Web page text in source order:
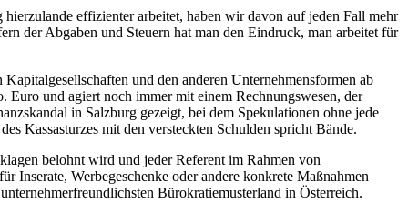
effizienter arbeitet, haben wir davon auf jeden Fall mehr
der Abgaben und Steuern hat man den Eindruck, man arbeitet für
und den anderen Unternehmensformen ab
und agiert noch immer mit einem Rechnungswesen, der
in Salzburg gezeigt, bei dem Spekulationen ohne jede
Kassasturzes mit den versteckten Schulden spricht Bände.
belohnt wird und jeder Referent im Rahmen von
Werbegeschenke oder andere konkrete Maßnahmen
Bürokratiemusterland in Österreich.